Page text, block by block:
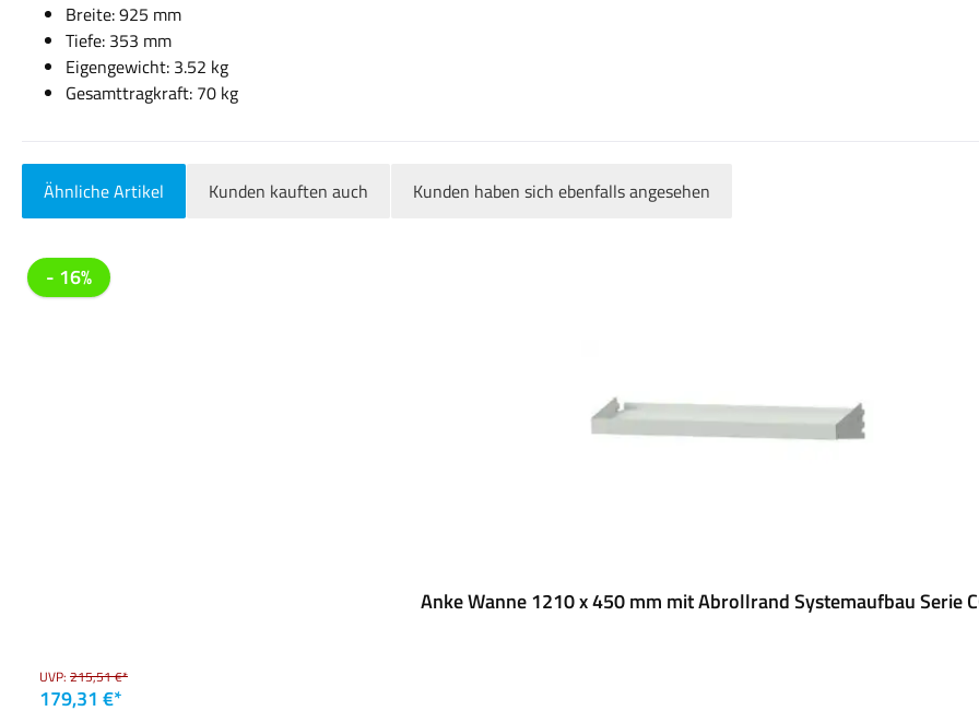
Breite: 925 mm
Tiefe: 353 mm
Eigengewicht: 3.52 kg
Gesamttragkraft: 70 kg
Ähnliche Artikel Kunden kauften auch Kunden haben sich ebenfalls angesehen
Produktgalerie überspringen
- 16%
Anke Wanne 1210 x 450 mm mit Abrollrand Systemaufbau Serie
UVP: 215,51 €*
179,31 €*